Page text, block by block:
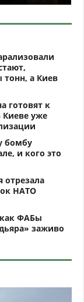
тонн, а Киев
готовят к
Киеве уже
бомбу
и кого это
отрезала
НАТО
как ФАБы
заживо